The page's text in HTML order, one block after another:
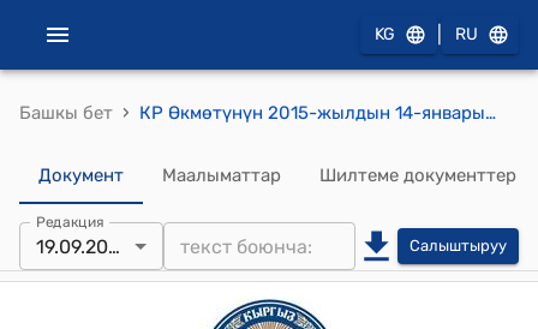
KG RU
Башкы бет › КР Өкмөтүнүн 2015-жылдын 14-январындагы № 6 "Кыргыз Республикасынын жергиликтүү өз алдынча башкаруу органдары тарабынан көрсөтүлүүчү муниципалдык кызматтардын базалык реестрин бекитүү жөнүндө" токтому
Документ Маалыматтар Шилтеме документтер
Редакция
19.09.2025 Салыштыруу